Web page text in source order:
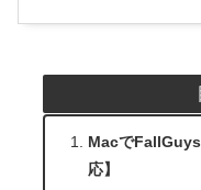
Macで
応】